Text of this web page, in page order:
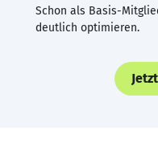
Schon als Basis-
deutlich optimieren.